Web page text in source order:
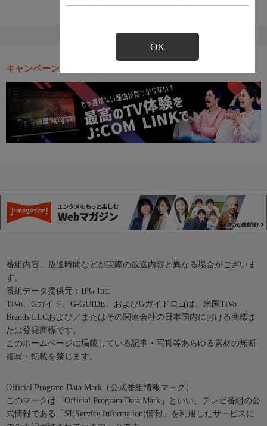
OK
キャンペーン・お得な情報
番組内容、放送時間などが実際の放送内容と異なる場合がございま
す。
番組データ提供元：IPG Inc.
TiVo、Gガイド、G-GUIDE、およびGガイドロゴは、米国TiVo
Brands LLCおよび／またはその関連会社の日本国内における商標ま
たは登録商標です。
このホームページに掲載している記事・写真等あらゆる素材の無断
複写・転載を禁じます。
Official Program Data Mark（公式番組情報マーク）
このマークは「Official Program Data Mark」といい、テレビ番組の公
式情報である「SI(Service Information)情報」を利用したサービスに